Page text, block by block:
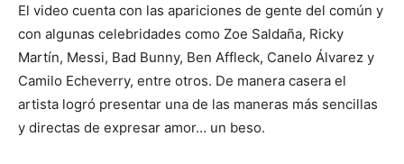
El video cuenta con las apariciones de gente del común y
con algunas celebridades como Zoe Saldaña, Ricky
Martín, Messi, Bad Bunny, Ben Affleck, Canelo Álvarez y
Camilo Echeverry, entre otros. De manera casera el
artista logró presentar una de las maneras más sencillas
y directas de expresar amor… un beso.